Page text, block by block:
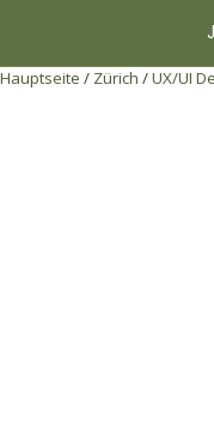
Hauptseite / Zürich /UX/UI